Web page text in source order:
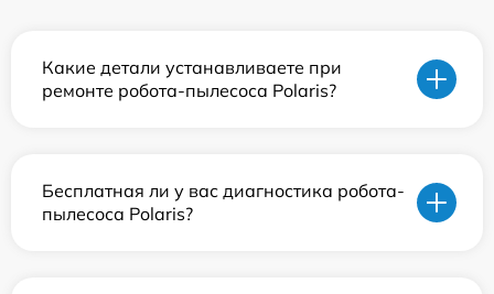
Какие детали устанавливаете при
ремонте робота-пылесоса Polaris?
Бесплатная ли у вас диагностика робота-
пылесоса Polaris?